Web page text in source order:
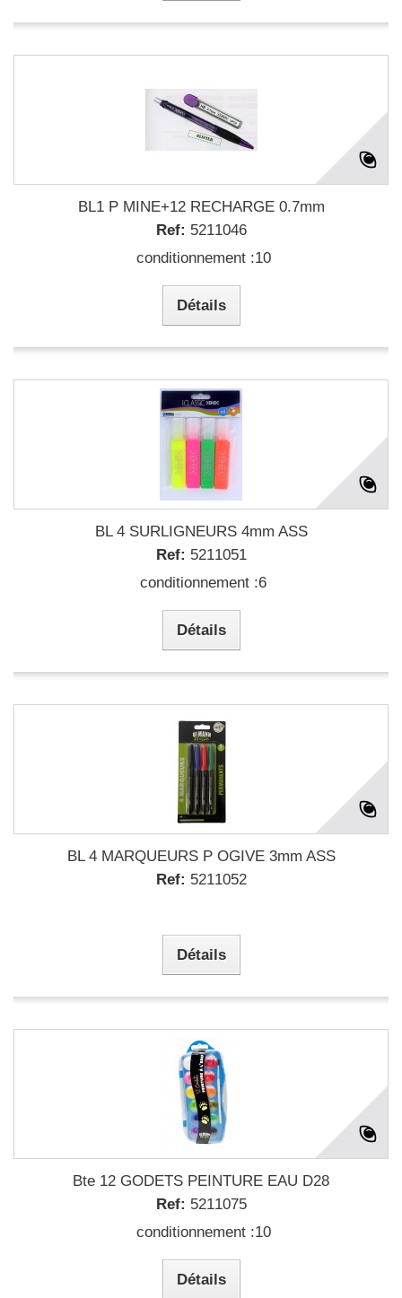
BL1 P MINE+12 RECHARGE 0.7mm
Ref: 5211046
conditionnement :10
Détails
BL 4 SURLIGNEURS 4mm ASS
Ref: 5211051
conditionnement :6
Détails
BL 4 MARQUEURS P OGIVE 3mm ASS
Ref: 5211052
Détails
Bte 12 GODETS PEINTURE EAU D28
Ref: 5211075
conditionnement :10
Détails